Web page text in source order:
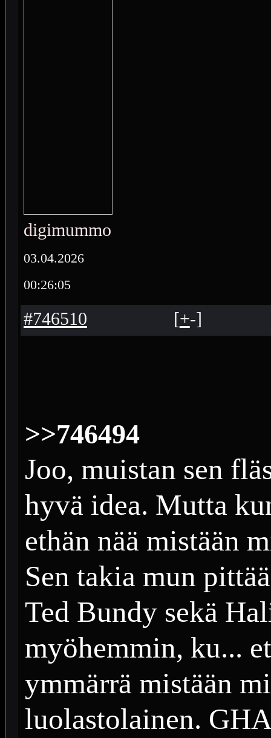
digimummo
03.04.2026
00:26:05
#746510 [+-]
>>746494
Joo, muistan sen
hyvä idea. Mutta
ethän nää mistään
Sen takia mun
Ted Bundy sekä
myöhemmin, ku...
ymmärrä mistään
luolastolainen.